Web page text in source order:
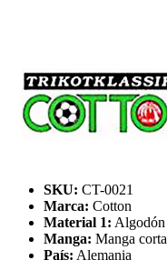
SKU: CT-0021
Marca: Cotton
Material 1: Algodón
Manga: Manga corta
País: Alemania